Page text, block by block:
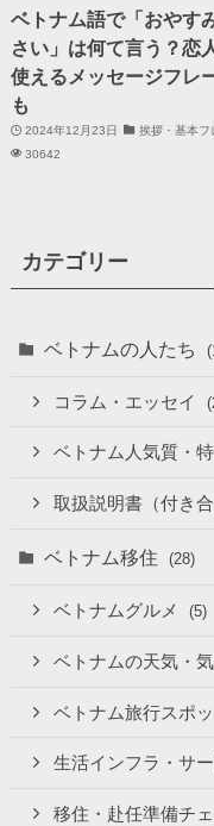
ベトナム語で「おやす
さい」は何て言う？恋
使えるメッセージフレ
も
2024年12月23日
挨拶・基本フ
30642
カテゴリー
ベトナムの人たち
コラム・エッセイ
ベトナム人気質・
取扱説明書（付き
ベトナム移住 (28)
ベトナムグルメ (5)
ベトナムの天気・
ベトナム旅行スポッ
生活インフラ・サ
移住・赴任準備チ